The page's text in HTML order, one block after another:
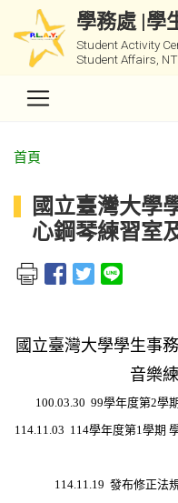
學務處 |學
Student Activity
Student Affairs,
首頁
國立臺灣大學
心鋼琴練習室
國立臺灣大學學生事
音樂
100.03.30 99學年度第2學
114.11.03 114學年度第1學期
114.11.19 發布修正法